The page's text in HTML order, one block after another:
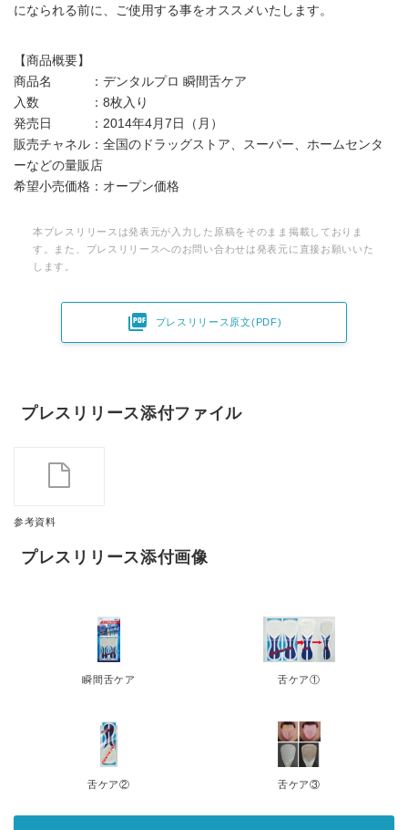
になられる前に、ご使用する事をオススメいたします。
【商品概要】
商品名 ：デンタルプロ 瞬間舌ケア
入数 ：8枚入り
発売日 ：2014年4月7日（月）
販売チャネル：全国のドラッグストア、スーパー、ホームセンタ
ーなどの量販店
希望小売価格：オープン価格
本プレスリリースは発表元が入力した原稿をそのまま掲載しておりま
す。また、プレスリリースへのお問い合わせは発表元に直接お願いいた
します。
 プレスリリース原文(PDF)
プレスリリース添付ファイル
参考資料
プレスリリース添付画像
瞬間舌ケア 舌ケア①
舌ケア② 舌ケア③